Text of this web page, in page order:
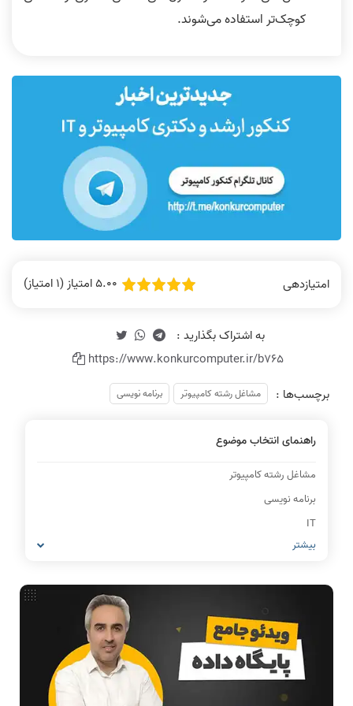
کوچک‌تر استفاده می‌شوند.
امتیازدهی 5.00 امتیاز (1 امتیاز)
https://www.konkurcomputer.ir/b765
برچسب‌ها :
مشاغل رشته کامپیوتر برنامه نویسی
راهنمای انتخاب موضوع
مشاغل رشته کامپیوتر
برنامه نویسی
IT
شبکه های کامپیوتری
مدار منطقی
ساختمان داده
طراحی الگوریتم
هوش مصنوعی
بیشتر